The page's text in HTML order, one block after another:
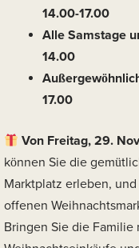
14.00-17.00
Alle Samstage
14.00
17.00
Von Freitag, 29.
können Sie die
Marktplatz erleben,
offenen
Bringen Sie die